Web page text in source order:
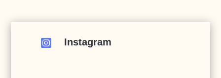
 Instagram